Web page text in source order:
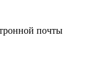
почты